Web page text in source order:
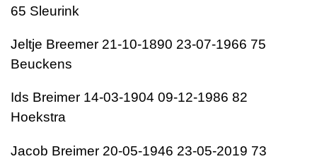
65 Sleurink
Jeltje Breemer 21-10-1890 23-07-1966 75
Beuckens
Ids Breimer 14-03-1904 09-12-1986 82
Hoekstra
Jacob Breimer 20-05-1946 23-05-2019 73